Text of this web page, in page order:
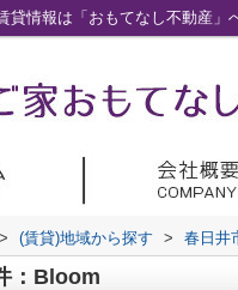
貸情報は「おもてなし不動産」
> (賃貸)地域から探す > 春日井
：Bloom